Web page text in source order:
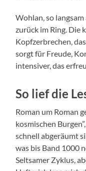
Wohlan, so
zurück im Ring. Die
Kopfzerbrechen,
sorgt für Freude,
intensiver, das
So lief die
Roman um Roman
kosmischen
schnell abgeräumt
was bis Band 1000
Seltsamer Zyklus,